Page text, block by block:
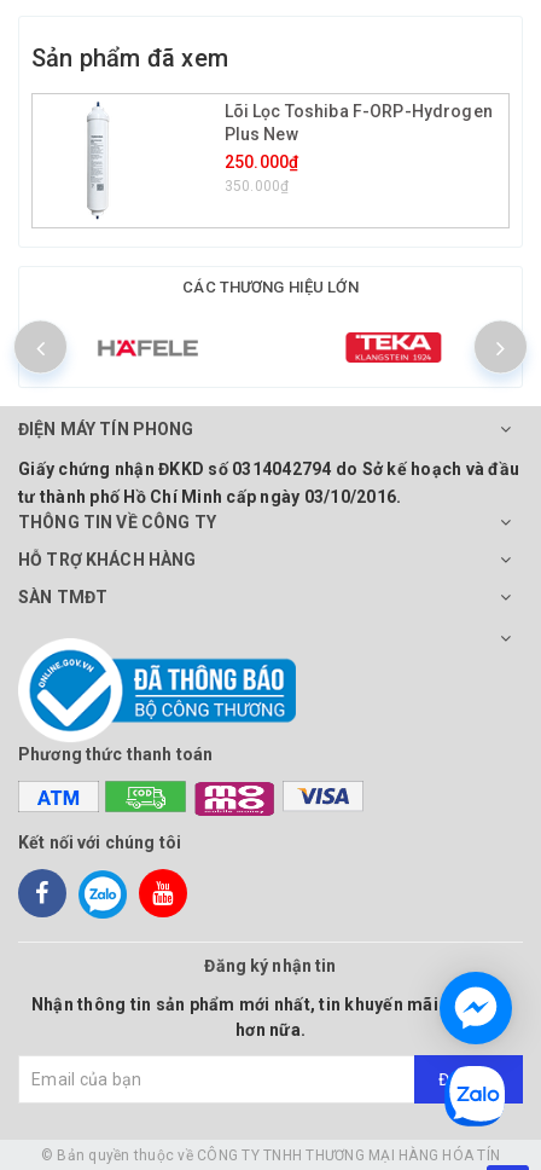
Sản phẩm đã xem
Lõi Lọc Toshiba F-ORP-Hydrogen
Plus New
250.000₫
350.000₫
CÁC THƯƠNG HIỆU LỚN
ĐIỆN MÁY TÍN PHONG
Giấy chứng nhận ĐKKD số 0314042794 do Sở kế hoạch và đầu
tư thành phố Hồ Chí Minh cấp ngày 03/10/2016.
THÔNG TIN VỀ CÔNG TY
HỖ TRỢ KHÁCH HÀNG
SÀN TMĐT
Phương thức thanh toán
Kết nối với chúng tôi
Đăng ký nhận tin
Nhận thông tin sản phẩm mới nhất, tin khuyến mãi và nhiều
hơn nữa.
Đăng ký
© Bản quyền thuộc về CÔNG TY TNHH THƯƠNG MẠI HÀNG HÓA TÍN